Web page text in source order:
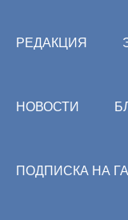
РЕДАКЦИЯ
НОВОСТИ
ПОДПИСКА НА